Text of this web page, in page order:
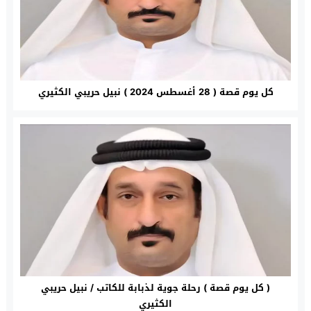
كل يوم قصة ( 28 أغسطس 2024 ) نبيل حريبي الكثيري
( كل يوم قصة ) رحلة جوية لذبابة للكاتب / نبيل حريبي
الكثيري